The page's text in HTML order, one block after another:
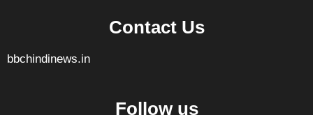
Contact Us
bbchindinews.in
Follow us